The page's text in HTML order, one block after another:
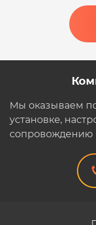
Мы оказываем
установке,
сопровождению